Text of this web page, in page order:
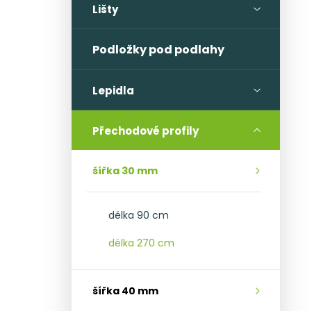
Lišty
Podložky pod podlahy
Lepidla
Přechodové profily
šířka 30 mm
délka 90 cm
délka 270 cm
šířka 40 mm